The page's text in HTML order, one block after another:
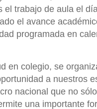
trabajo de aula el
el avance
programada en
en colegio, se
a nuestros
nacional que no
una importante